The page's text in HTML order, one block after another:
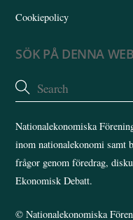
Cookiepolicy
SÖK PÅ DENNA
Nationalekonomiska
inom nationalekonomi samt
frågor genom föredrag,
Ekonomisk Debatt.
©Nationalekonomiska